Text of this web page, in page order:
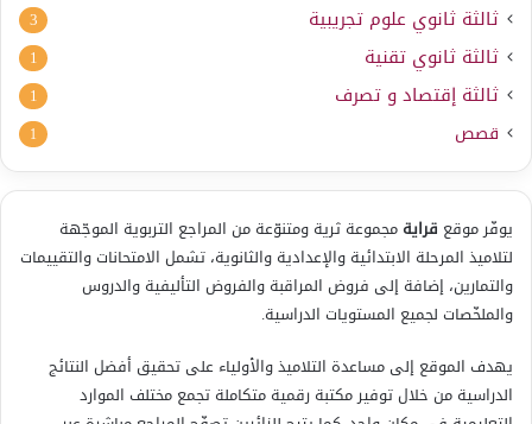
ثالثة ثانوي علوم تجريبية 3
ثالثة ثانوي تقنية 1
ثالثة إقتصاد و تصرف 1
قصص 1
يوفّر موقع قرايةمجموعة ثرية ومتنوّعة من المراجع التربوية الموجّهة
لتلاميذ المرحلة الابتدائية والإعدادية والثانوية، تشمل الامتحانات والتقييمات
والتمارين، إضافة إلى فروض المراقبة والفروض التأليفية والدروس
والملخّصات لجميع المستويات الدراسية.
يهدف الموقع إلى مساعدة التلاميذ والأولياء على تحقيق أفضل النتائج
الدراسية من خلال توفير مكتبة رقمية متكاملة تجمع مختلف الموارد